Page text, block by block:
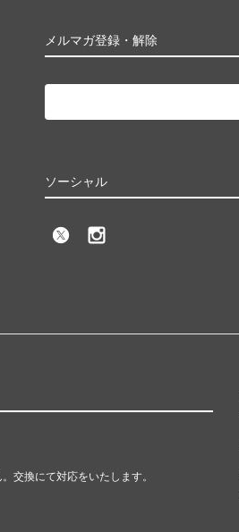
メルマガ登録・解除
ソーシャル
交換にて対応をいたします。